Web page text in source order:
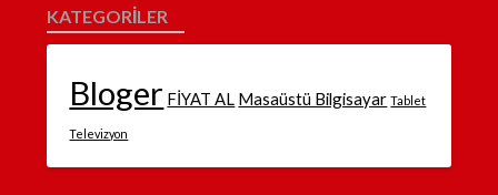
KATEGORILER
Bloger FİYAT AL Masaüstü Bilgisayar Tablet
Televizyon